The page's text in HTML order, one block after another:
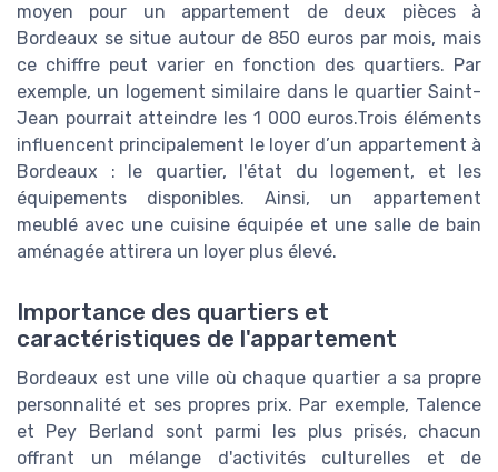
moyen pour un appartement de deux pièces à
Bordeaux se situe autour de 850 euros par mois, mais
ce chiffre peut varier en fonction des quartiers. Par
exemple, un logement similaire dans le quartier Saint-
Jean pourrait atteindre les 1 000 euros.Trois éléments
influencent principalement le loyer d’un appartement à
Bordeaux : le quartier, l'état du logement, et les
équipements disponibles. Ainsi, un appartement
meublé avec une cuisine équipée et une salle de bain
aménagée attirera un loyer plus élevé.
Importance des quartiers et
caractéristiques de l'appartement
Bordeaux est une ville où chaque quartier a sa propre
personnalité et ses propres prix. Par exemple, Talence
et Pey Berland sont parmi les plus prisés, chacun
offrant un mélange d'activités culturelles et de